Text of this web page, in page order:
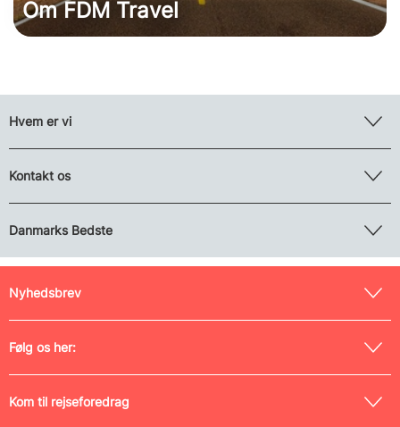
Om FDM Travel
Hvem er vi
Kontakt os
Danmarks Bedste
Nyhedsbrev
Følg os her:
Kom til rejseforedrag